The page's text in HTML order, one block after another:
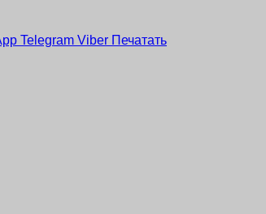
Telegram Viber Печатать